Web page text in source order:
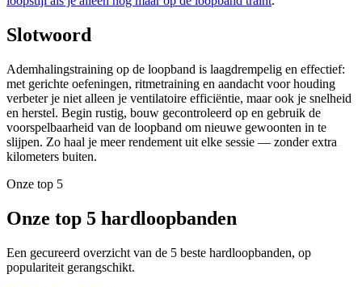
Slotwoord
Ademhalingstraining op de loopband is laagdrempelig en effectief:
met gerichte oefeningen, ritmetraining en aandacht voor houding
verbeter je niet alleen je ventilatoire efficiëntie, maar ook je snelheid
en herstel. Begin rustig, bouw gecontroleerd op en gebruik de
voorspelbaarheid van de loopband om nieuwe gewoonten in te
slijpen. Zo haal je meer rendement uit elke sessie — zonder extra
kilometers buiten.
Onze top 5
Onze top 5 hardloopbanden
Een gecureerd overzicht van de 5 beste hardloopbanden, op
populariteit gerangschikt.